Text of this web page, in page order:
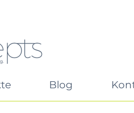
Blog